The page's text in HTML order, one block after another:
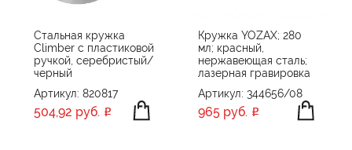
Стальная кружка
Climber с пластиковой
ручкой, серебристый/
черный
Артикул: 820817
504,92 руб.
Кружка YOZAX; 280
мл; красный,
нержавеющая сталь;
лазерная гравировка
Артикул: 344656/08
965 руб.